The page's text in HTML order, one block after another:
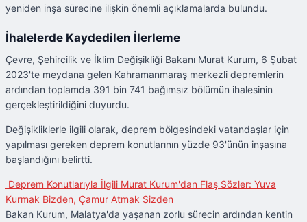
yeniden inşa sürecine ilişkin önemli açıklamalarda bulundu.
İhalelerde Kaydedilen İlerleme
Çevre, Şehircilik ve İklim Değişikliği Bakanı Murat Kurum, 6 Şubat
2023'te meydana gelen Kahramanmaraş merkezli depremlerin
ardından toplamda 391 bin 741 bağımsız bölümün ihalesinin
gerçekleştirildiğini duyurdu.
Değişikliklerle ilgili olarak, deprem bölgesindeki vatandaşlar için
yapılması gereken deprem konutlarının yüzde 93'ünün inşasına
başlandığını belirtti.
Deprem Konutlarıyla İlgili Murat Kurum'dan Flaş Sözler: Yuva
Kurmak Bizden, Çamur Atmak Sizden
Bakan Kurum, Malatya'da yaşanan zorlu sürecin ardından kentin